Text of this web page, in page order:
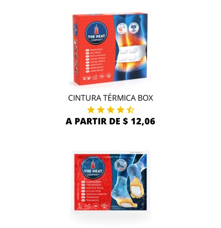
CINTURA TÉRMICA BOX
A PARTIR DE $ 12,06